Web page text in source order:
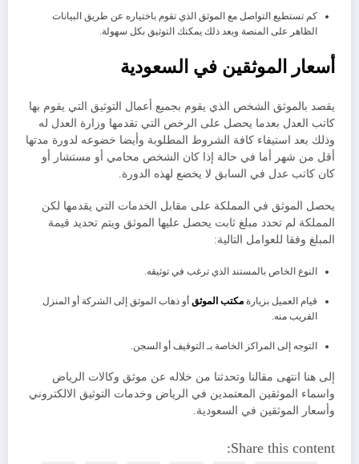
كم تستطيع التواصل مع الموثق الذي تقوم باختياره عن طريق البيانات
الظاهر على المنصة وبعد ذلك يمكنك التوثيق بكل سهولة.
أسعار الموثقين في السعودية
يقصد بالموثق الشخص الذي يقوم بجميع أعمال التوثيق التي يقوم بها
كاتب العدل بعدما يحصل على الرخص التي تقدمها وزارة العدل له
وذلك بعد استيفاء كافة الشروط المطلوبة وأيضا خضوعه لدورة مدتها
أقل من شهر أما في حالة إذا كان الشخص محامي أو مستشار أو
كان كاتب عدل في السابق لا يخضع لهذه الدورة.
يحصل الموثق في المملكة على مقابل الخدمات التي يقدمها لكن
المملكة لم تحدد مبلغ ثابت يحصل عليها الموثق ويتم تحديد قيمة
المبلغ وفقا للعوامل التالية:
النوع الخاص بالمستند الذي ترغب في توثيقه.
قيام العميل بزيارة مكتب الموثق أو ذهاب الموثق إلى الشركة أو المنزل
القريب منه.
التوجه إلى المراكز الخاصة بـ التوقيف أو السجن.
إلى هنا انتهى مقالنا وتحدثنا من خلاله عن موثق وكالات الرياض
واسماء الموثقين المعتمدين في الرياض وخدمات التوثيق الالكتروني
وأسعار الموثقين في السعودية.
Share this content: